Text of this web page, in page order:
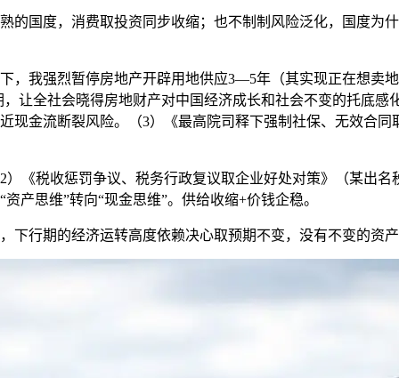
度，消费取投资同步收缩；也不制制风险泛化，国度为
我强烈暂停房地产开辟用地供应3—5年（其实现正在想卖
让全社会晓得房地财产对中国经济成长和社会不变的托底
金流断裂风险。（3）《最高院司释下强制社保、无效合
税收惩罚争议、税务行政复议取企业好处对策》（某出名
产思维”转向“现金思维”。供给收缩+价钱企稳。
期的经济运转高度依赖决心取预期不变，没有不变的资